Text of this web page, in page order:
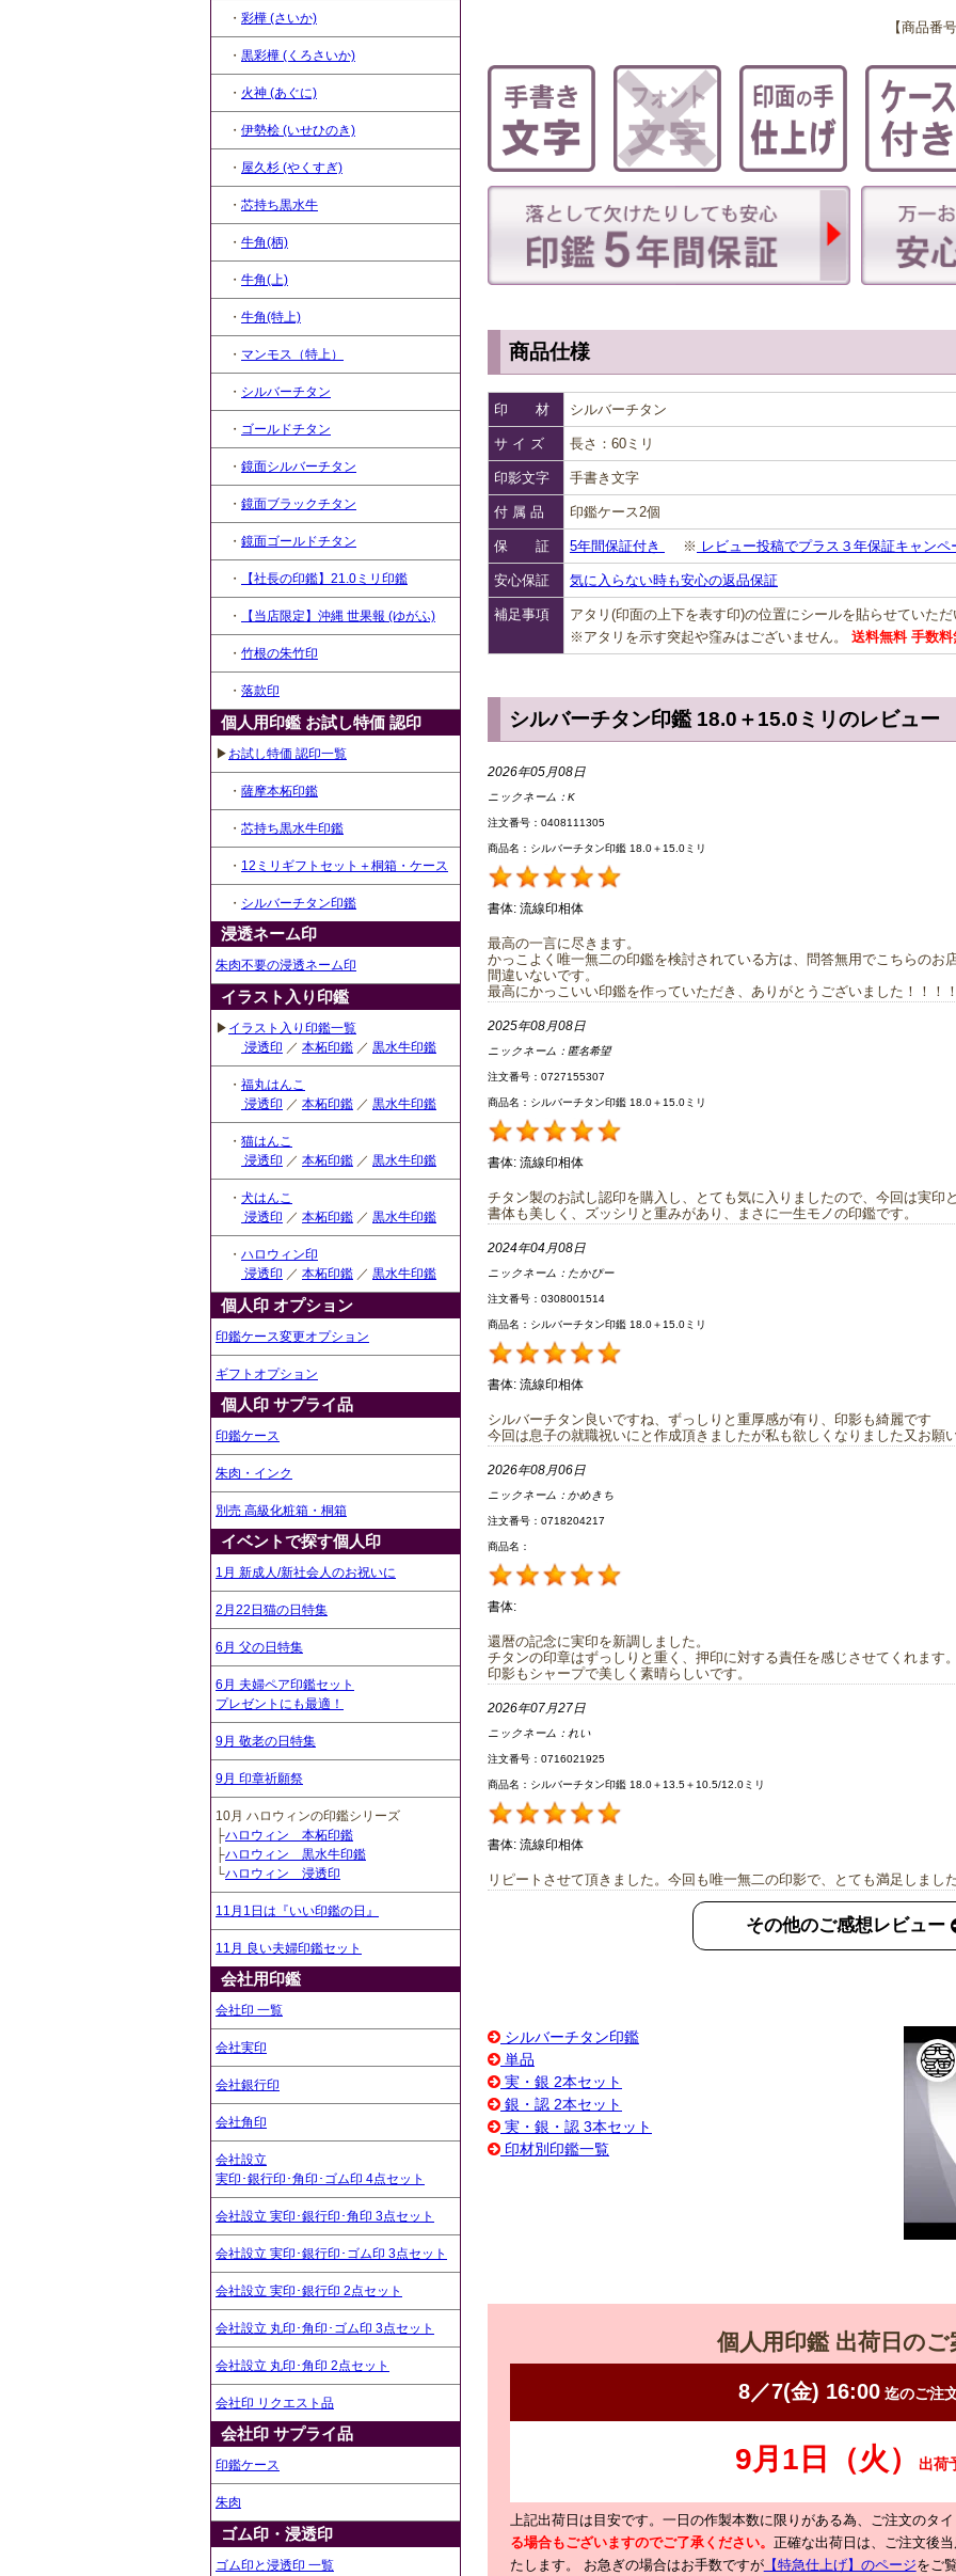
・ 彩樺 (さいか)
・ 黒彩樺 (くろさいか)
・ 火神 (あぐに)
・ 伊勢桧 (いせひのき)
・ 屋久杉 (やくすぎ)
・ 芯持ち黒水牛
・ 牛角(柄)
・ 牛角(上)
・ 牛角(特上)
・ マンモス（特上）
・ シルバーチタン
・ ゴールドチタン
・ 鏡面シルバーチタン
・ 鏡面ブラックチタン
・ 鏡面ゴールドチタン
・ 【社長の印鑑】21.0ミリ印鑑
・ 【当店限定】沖縄 世果報 (ゆがふ)
・ 竹根の朱竹印
・ 落款印
個人用印鑑 お試し特価 認印
▶ お試し特価 認印一覧
・ 薩摩本柘印鑑
・ 芯持ち黒水牛印鑑
・ 12ミリギフトセット＋桐箱・ケース
・ シルバーチタン印鑑
浸透ネーム印
朱肉不要の浸透ネーム印
イラスト入り印鑑
▶ イラスト入り印鑑一覧
浸透印 ／ 本柘印鑑 ／ 黒水牛印鑑
・ 福丸はんこ
浸透印 ／ 本柘印鑑 ／ 黒水牛印鑑
・ 猫はんこ
浸透印 ／ 本柘印鑑 ／ 黒水牛印鑑
・ 犬はんこ
浸透印 ／ 本柘印鑑 ／ 黒水牛印鑑
・ ハロウィン印
浸透印 ／ 本柘印鑑 ／ 黒水牛印鑑
個人印 オプション
印鑑ケース変更オプション
ギフトオプション
個人印 サプライ品
印鑑ケース
朱肉・インク
別売 高級化粧箱・桐箱
イベントで探す個人印
1月 新成人/新社会人のお祝いに
2月22日猫の日特集
6月 父の日特集
6月 夫婦ペア印鑑セット
プレゼントにも最適！
9月 敬老の日特集
9月 印章祈願祭
10月 ハロウィンの印鑑シリーズ
├ハロウィン 本柘印鑑
├ハロウィン 黒水牛印鑑
└ハロウィン 浸透印
11月1日は『いい印鑑の日』
11月 良い夫婦印鑑セット
会社用印鑑
会社印 一覧
会社実印
会社銀行印
会社角印
会社設立
実印･銀行印･角印･ゴム印 4点セット
会社設立 実印･銀行印･角印 3点セット
会社設立 実印･銀行印･ゴム印 3点セット
会社設立 実印･銀行印 2点セット
会社設立 丸印･角印･ゴム印 3点セット
会社設立 丸印･角印 2点セット
会社印 リクエスト品
会社印 サプライ品
印鑑ケース
朱肉
ゴム印・浸透印
ゴム印と浸透印 一覧
【商品番
商品仕様
印 材 シルバーチタン
サ イ ズ 長さ：60ミリ
印影文字 手書き文字
付 属 品 印鑑ケース2個
保 証 5年間保証付き ※ レビュー投稿でプラス３年保証キャンペ
安心保証 気に入らない時も安心の返品保証
補足事項
アタリ(印面の上下を表す印)の位置にシールを貼らせていただ
※アタリを示す突起や窪みはございません。 送料無料 手数料
シルバーチタン印鑑 18.0＋15.0ミリのレビュー
2026年05月08日
ニックネーム： K
注文番号：0408111305
商品名：シルバーチタン印鑑 18.0＋15.0ミリ
書体: 流線印相体
最高の一言に尽きます。
かっこよく唯一無二の印鑑を検討されている方は、問答無用でこちらのお
間違いないです。
最高にかっこいい印鑑を作っていただき、ありがとうございました！！！
2025年08月08日
ニックネーム： 匿名希望
注文番号：0727155307
商品名：シルバーチタン印鑑 18.0＋15.0ミリ
書体: 流線印相体
チタン製のお試し認印を購入し、とても気に入りましたので、今回は実印
書体も美しく、ズッシリと重みがあり、まさに一生モノの印鑑です。
2024年04月08日
ニックネーム： たかぴー
注文番号：0308001514
商品名：シルバーチタン印鑑 18.0＋15.0ミリ
書体: 流線印相体
シルバーチタン良いですね、ずっしりと重厚感が有り、印影も綺麗です
今回は息子の就職祝いにと作成頂きましたが私も欲しくなりました又お願
2026年08月06日
ニックネーム： かめきち
注文番号：0718204217
商品名：
書体:
還暦の記念に実印を新調しました。
チタンの印章はずっしりと重く、押印に対する責任を感じさせてくれます。
印影もシャープで美しく素晴らしいです。
2026年07月27日
ニックネーム： れい
注文番号：0716021925
商品名：シルバーチタン印鑑 18.0＋13.5＋10.5/12.0ミリ
書体: 流線印相体
リピートさせて頂きました。今回も唯一無二の印影で、とても満足しまし
その他のご感想レビュー
シルバーチタン印鑑
単品
実・銀 2本セット
銀・認 2本セット
実・銀・認 3本セット
印材別印鑑一覧
個人用印鑑 出荷日のご
上記出荷日は目安です。一日の作製本数に限りがある為、ご注文のタ
る場合もございますのでご了承ください。 正確な出荷日は、ご注文後
たします。 お急ぎの場合はお手数ですが【特急仕上げ】のページをご